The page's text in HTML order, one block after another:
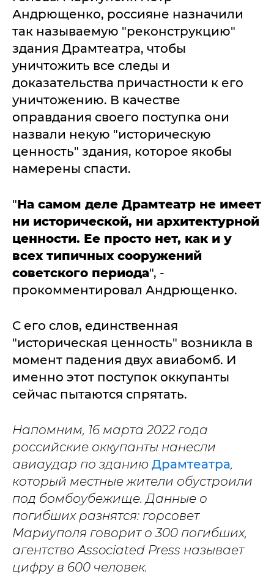
Андрющенко, россияне назначили
так называемую "реконструкцию"
здания Драмтеатра, чтобы
уничтожить все следы и
доказательства причастности к его
уничтожению. В качестве
оправдания своего поступка они
назвали некую "историческую
ценность" здания, которое якобы
намерены спасти.
"На самом деле Драмтеатр не имеет
ни исторической, ни архитектурной
ценности. Ее просто нет, как и у
всех типичных сооружений
советского периода", -
прокомментировал Андрющенко.
С его слов, единственная
"историческая ценность" возникла в
момент падения двух авиабомб. И
именно этот поступок оккупанты
сейчас пытаются спрятать.
Напомним, 16 марта 2022 года
российские оккупанты нанесли
авиаудар по зданию Драмтеатра,
который местные жители обустроили
под бомбоубежище. Данные о
погибших разнятся: горсовет
Мариуполя говорит о 300 погибших,
агентство Associated Press называет
цифру в 600 человек.